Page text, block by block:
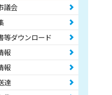
議会
等ダウンロード
報
報
達